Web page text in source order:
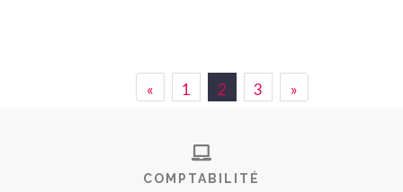
« 1 2 3 »
COMPTABILITÉ